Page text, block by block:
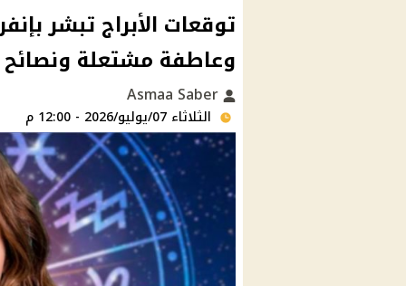
توقعات الأبراج تبشر
وعاطفة مشتعلة ونصائح
الثلاثاء 07/يوليو/2026 - 12:00 م